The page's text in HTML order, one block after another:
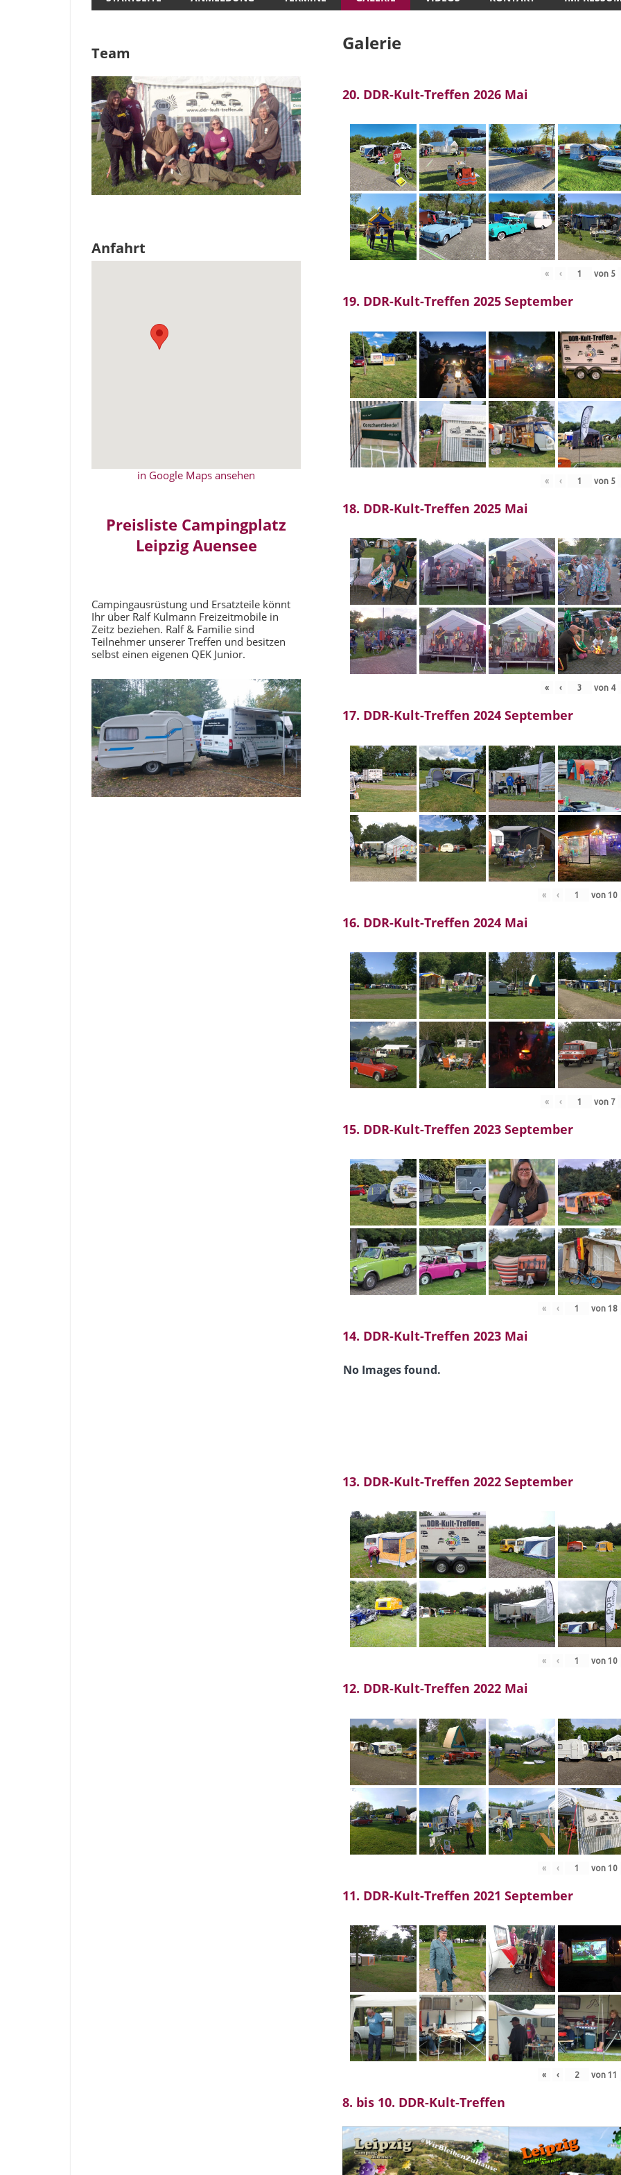
Galerie
20. DDR-Kult-Treffen 2026 Mai
« ‹ von 5
19. DDR-Kult-Treffen 2025 September
« ‹ von 5
18. DDR-Kult-Treffen 2025 Mai
« ‹ von 4
17. DDR-Kult-Treffen 2024 September
« ‹ von10
16. DDR-Kult-Treffen 2024 Mai
« ‹ von 7
15. DDR-Kult-Treffen 2023 September
« ‹ von18
14. DDR-Kult-Treffen 2023 Mai
No Images found.
13. DDR-Kult-Treffen 2022 September
« ‹ von10
12. DDR-Kult-Treffen 2022 Mai
« ‹ von10
11. DDR-Kult-Treffen 2021 September
« ‹ von11
8. bis 10. DDR-Kult-Treffen
Team
Anfahrt
in Google Maps ansehen
Preisliste Campingplatz
Leipzig Auensee
Campingausrüstung und Ersatzteile könnt
Ihr über Ralf Kulmann Freizeitmobile in
Zeitz beziehen. Ralf & Familie sind
Teilnehmer unserer Treffen und besitzen
selbst einen eigenen QEK Junior.